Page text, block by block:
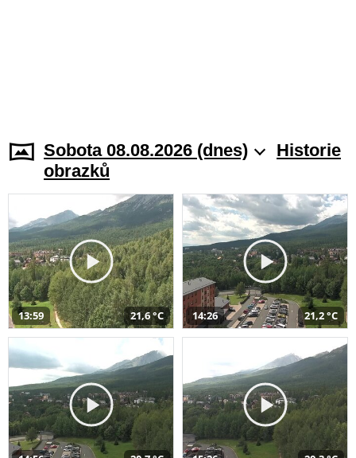
Sobota 08.08.2026 (dnes)
Historie
obrazků
13:59 21,6 °C 14:26 21,2 °C